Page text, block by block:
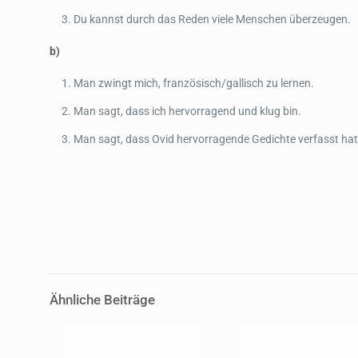
Du kannst durch das Reden viele Menschen überzeugen.
b)
Man zwingt mich, französisch/gallisch zu lernen.
Man sagt, dass ich hervorragend und klug bin.
Man sagt, dass Ovid hervorragende Gedichte verfasst
Ähnliche Beiträge